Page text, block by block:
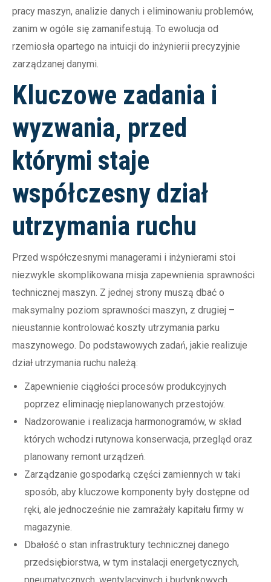
pracy maszyn, analizie danych i eliminowaniu problemów,
zanim w ogóle się zamanifestują. To ewolucja od
rzemiosła opartego na intuicji do inżynierii precyzyjnie
zarządzanej danymi.
Kluczowe zadania i
wyzwania, przed
którymi staje
współczesny dział
utrzymania ruchu
Przed współczesnymi managerami i inżynierami stoi
niezwykle skomplikowana misja zapewnienia sprawności
technicznej maszyn. Z jednej strony muszą dbać o
maksymalny poziom sprawności maszyn, z drugiej –
nieustannie kontrolować koszty utrzymania parku
maszynowego. Do podstawowych zadań, jakie realizuje
dział utrzymania ruchu należą:
Zapewnienie ciągłości procesów produkcyjnych
poprzez eliminację nieplanowanych przestojów.
Nadzorowanie i realizacja harmonogramów, w skład
których wchodzi rutynowa konserwacja, przegląd oraz
planowany remont urządzeń.
Zarządzanie gospodarką części zamiennych w taki
sposób, aby kluczowe komponenty były dostępne od
ręki, ale jednocześnie nie zamrażały kapitału firmy w
magazynie.
Dbałość o stan infrastruktury technicznej danego
przedsiębiorstwa, w tym instalacji energetycznych,